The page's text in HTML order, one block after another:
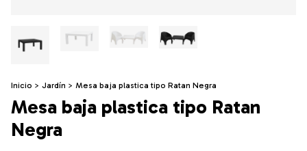
Inicio > Jardín > Mesa baja plastica tipo Ratan Negra
Mesa baja plastica tipo Ratan
Negra